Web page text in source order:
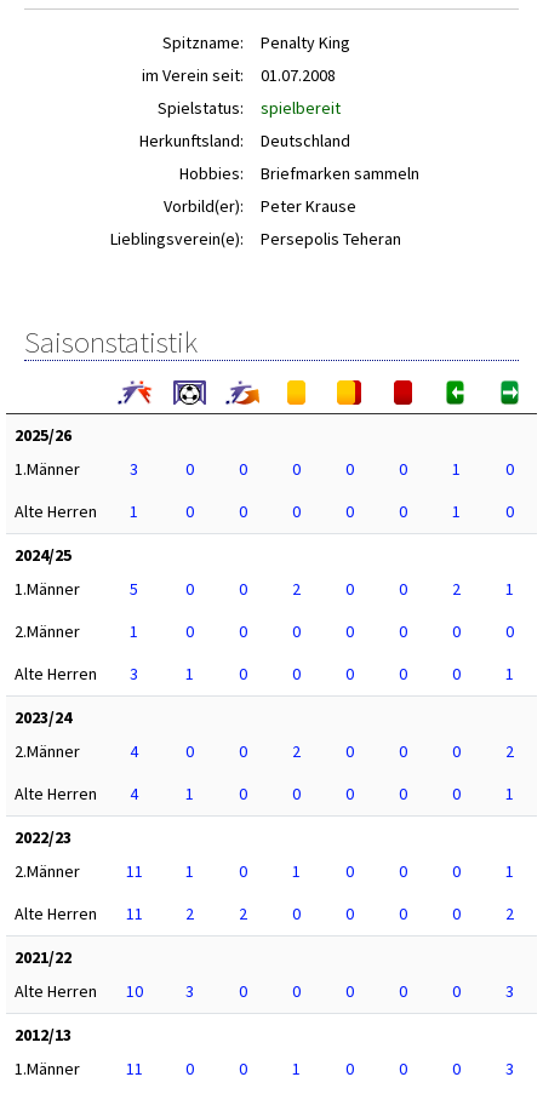
Spitzname:
Penalty King
im Verein seit:
01.07.2008
Spielstatus:
spielbereit
Herkunftsland:
Deutschland
Hobbies:
Briefmarken sammeln
Vorbild(er):
Peter Krause
Lieblingsverein(e):
Persepolis Teheran
Saisonstatistik
2025/26
1.Männer
3 0 0 0 0 0 1
0
Alte Herren
1 0 0 0 0 0 1
0
2024/25
1.Männer
5 0 0 2 0 0 2
1
2.Männer
1 0 0 0 0 0 0
0
Alte Herren
3 1 0 0 0 0 0
1
2023/24
2.Männer
4 0 0 2 0 0 0
2
Alte Herren
4 1 0 0 0 0 0
1
2022/23
2.Männer
11 1 0 1 0 0 0
1
Alte Herren
11 2 2 0 0 0 0
2
2021/22
Alte Herren
10 3 0 0 0 0 0
3
2012/13
1.Männer
11 0 0 1 0 0 0
3